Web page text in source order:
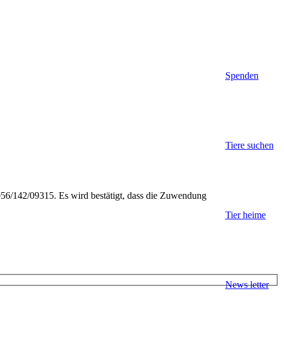
Spenden
Tiere suchen
Tier heime
News letter
142/09315. Es wird bestätigt, dass die Zuwendung